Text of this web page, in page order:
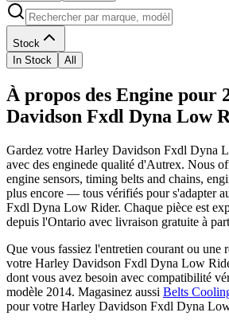
Stock
In Stock
All
À propos des Engine pour
Davidson Fxdl Dyna Low
Gardez votre Harley Davidson Fxdl Dyna
avec des enginede qualité d'Autrex. Nous
engine sensors, timing belts and chains,
plus encore — tous vérifiés pour s'adapter
Fxdl Dyna Low Rider. Chaque pièce est
depuis l'Ontario avec livraison gratuite à
Que vous fassiez l'entretien courant ou une
votre Harley Davidson Fxdl Dyna Low
dont vous avez besoin avec compatibilité
modèle 2014. Magasinez aussi Belts
pour votre Harley Davidson Fxdl Dyna